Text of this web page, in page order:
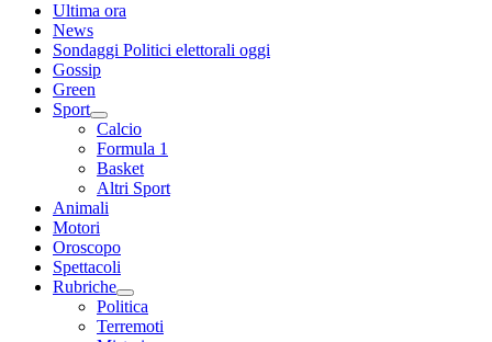
Ultima ora
News
Sondaggi Politici elettorali oggi
Gossip
Green
Sport
Calcio
Formula 1
Basket
Altri Sport
Animali
Motori
Oroscopo
Spettacoli
Rubriche
Politica
Terremoti